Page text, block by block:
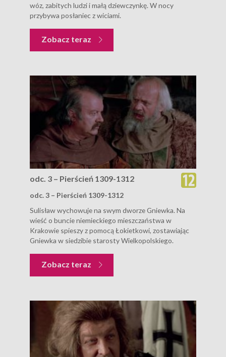
wóz, zabitych ludzi i małą dziewczynkę. W nocy
przybywa posłaniec z wiciami.
Zobacz teraz
odc. 3 – Pierścień 1309-1312
odc. 3 – Pierścień 1309-1312
Sulisław wychowuje na swym dworze Gniewka. Na
wieść o buncie niemieckiego mieszczaństwa w
Krakowie spieszy z pomocą Łokietkowi, zostawiając
Gniewka w siedzibie starosty Wielkopolskiego.
Zobacz teraz